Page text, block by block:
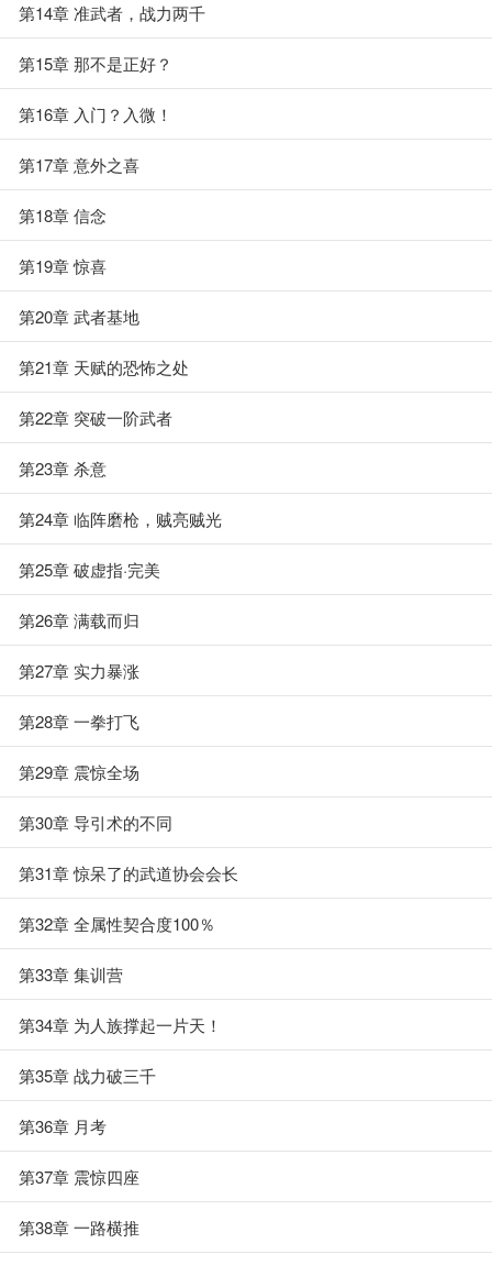
第14章 准武者，战力两千
第15章 那不是正好？
第16章 入门？入微！
第17章 意外之喜
第18章 信念
第19章 惊喜
第20章 武者基地
第21章 天赋的恐怖之处
第22章 突破一阶武者
第23章 杀意
第24章 临阵磨枪，贼亮贼光
第25章 破虚指·完美
第26章 满载而归
第27章 实力暴涨
第28章 一拳打飞
第29章 震惊全场
第30章 导引术的不同
第31章 惊呆了的武道协会会长
第32章 全属性契合度100％
第33章 集训营
第34章 为人族撑起一片天！
第35章 战力破三千
第36章 月考
第37章 震惊四座
第38章 一路横推